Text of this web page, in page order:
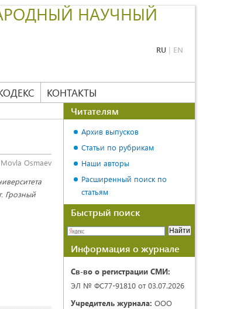
НАУЧНЫЙ
RU | EN
КОНТАКТЫ
Movla Osmaev
Грозный
Читателям
Архив выпусков
Статьи по рубрикам
Наши авторы
Расширенный поиск по
статьям
Быстрый поиск
Информация о журнале
Св-во о регистрации СМИ:
ЭЛ № ФС77-91810 от 03.07.2026
Учредитель журнала: ООО